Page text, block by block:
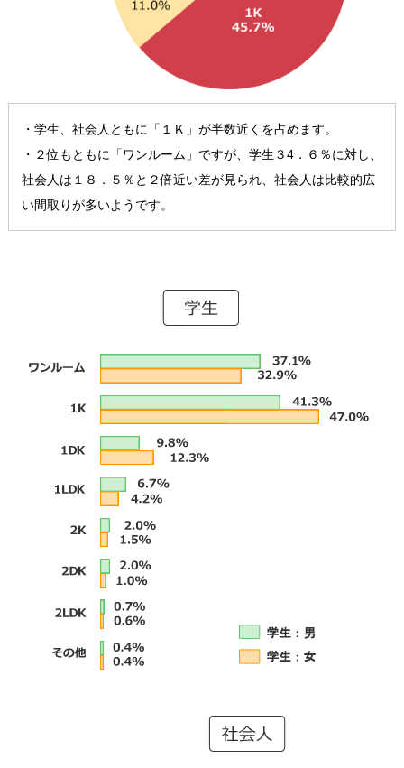
・学生、社会人ともに「１Ｋ」が半数近くを占めます。
・２位もともに「ワンルーム」ですが、学生３4．６％に対し、
社会人は１８．５％と２倍近い差が見られ、社会人は比較的広
い間取りが多いようです。